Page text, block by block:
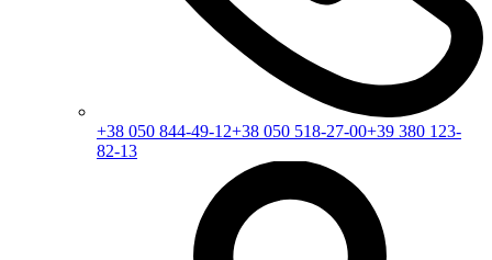
+38 050 844-49-12+38 050 518-27-00+39 380 123-
82-13